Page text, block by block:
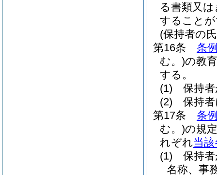
る書類又
すること
(保持者の
第16条
条
む。)の教
する。
(1)
保持
(2)
保持
第17条
条
む。)の規
れぞれ当
(1)
保持
名称、事